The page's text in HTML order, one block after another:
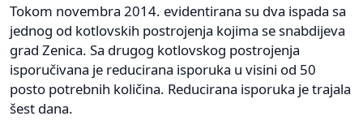
Tokom novembra 2014. evidentirana su dva ispada sa
jednog od kotlovskih postrojenja kojima se snabdijeva
grad Zenica. Sa drugog kotlovskog postrojenja
isporučivana je reducirana isporuka u visini od 50
posto potrebnih količina. Reducirana isporuka je trajala
šest dana.